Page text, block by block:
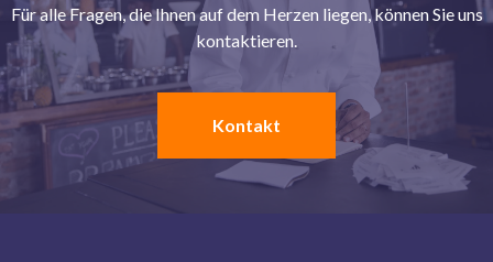
Für alle Fragen, die Ihnen auf dem Herzen liegen, können Sie uns
kontaktieren.
Kontakt